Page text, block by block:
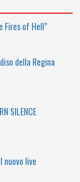
Fires of Hell”
della Regina
SILENCE
nuovo live